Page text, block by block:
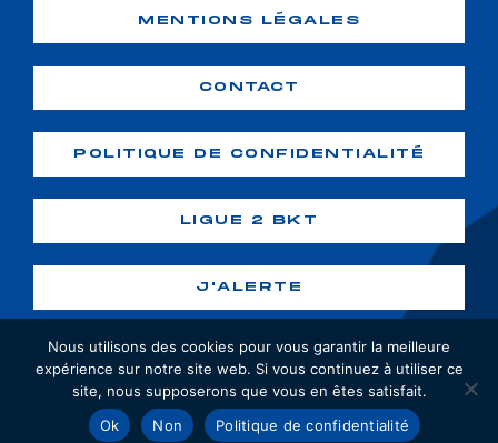
MENTIONS LÉGALES
CONTACT
POLITIQUE DE CONFIDENTIALITÉ
LIGUE 2 BKT
J'ALERTE
Copyright ©2026 GF38. Tous droits
réservés. Création :webiaprod
Nous utilisons des cookies pour vous garantir la meilleure
expérience sur notre site web. Si vous continuez à utiliser ce
site, nous supposerons que vous en êtes satisfait.
Ok
Non Politique de confidentialité